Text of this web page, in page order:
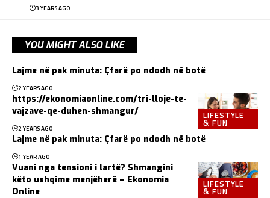
3 YEARS AGO
YOU MIGHT ALSO LIKE
Lajme në pak minuta: Çfarë po ndodh në botë
2 YEARS AGO
LIFESTYLE
& FUN
https://ekonomiaonline.com/tri-lloje-te-
vajzave-qe-duhen-shmangur/
2 YEARS AGO
Lajme në pak minuta: Çfarë po ndodh në botë
1 YEAR AGO
LIFESTYLE
& FUN
Vuani nga tensioni i lartë? Shmangini
këto ushqime menjëherë – Ekonomia
Online